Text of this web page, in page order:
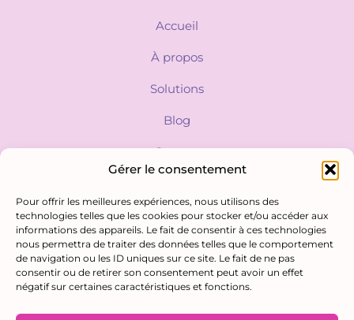
Gérer le consentement
Pour offrir les meilleures expériences, nous utilisons des
technologies telles que les cookies pour stocker et/ou accéder aux
informations des appareils. Le fait de consentir à ces technologies
nous permettra de traiter des données telles que le comportement
de navigation ou les ID uniques sur ce site. Le fait de ne pas
consentir ou de retirer son consentement peut avoir un effet
négatif sur certaines caractéristiques et fonctions.
Accueil
À propos
Solutions
Blog
Contact
Contactez-nous
contact@humanopix.com
+33 6 48 30 87 73